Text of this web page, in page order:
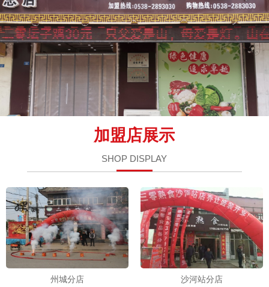
加盟店展示
SHOP DISPLAY
州城分店 沙河站分店